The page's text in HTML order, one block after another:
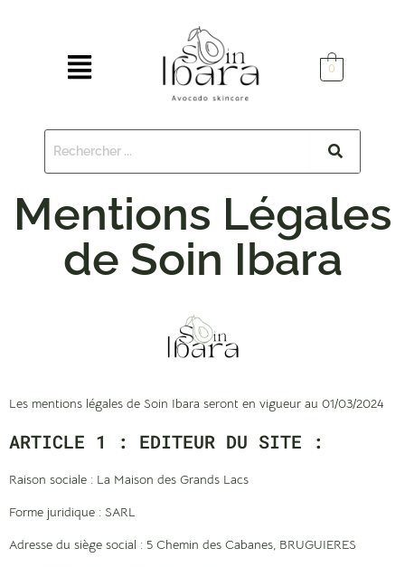
0
Mentions Légales
de Soin Ibara
Les mentions légales de Soin Ibara seront en vigueur au 01/03/2024
ARTICLE 1 : EDITEUR DU SITE :
Raison sociale : La Maison des Grands Lacs
Forme juridique : SARL
Adresse du siège social : 5 Chemin des Cabanes, BRUGUIERES